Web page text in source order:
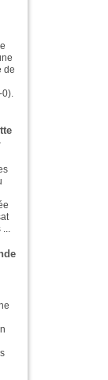
de
...